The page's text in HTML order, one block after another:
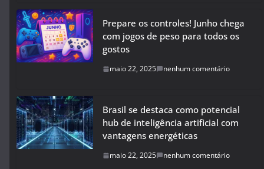
Prepare os controles! Junho chega
com jogos de peso para todos os
gostos
maio 22, 2025 nenhum comentário
Brasil se destaca como potencial
hub de inteligência artificial com
vantagens energéticas
maio 22, 2025 nenhum comentário